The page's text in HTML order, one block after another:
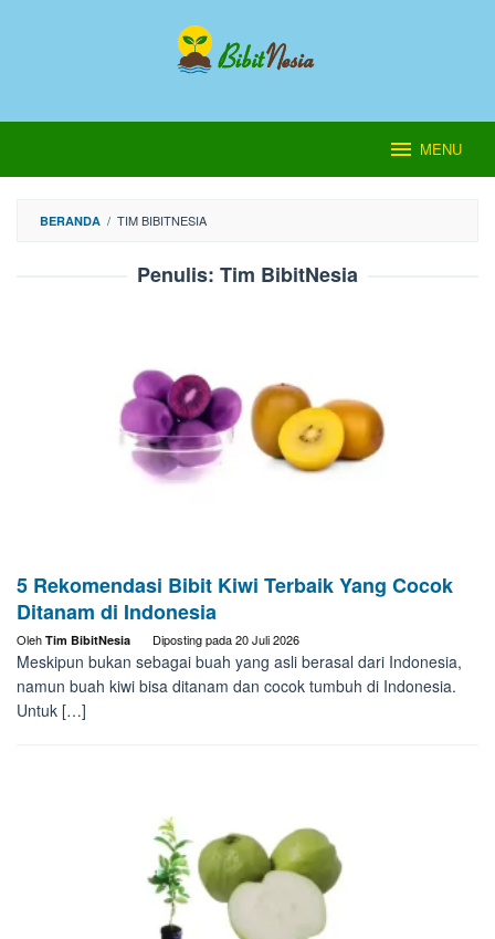
MENU
BERANDA / TIM BIBITNESIA
Penulis: Tim BibitNesia
5 Rekomendasi Bibit Kiwi Terbaik Yang Cocok
Ditanam di Indonesia
Oleh Tim BibitNesia Diposting pada20 Juli 2026
Meskipun bukan sebagai buah yang asli berasal dari Indonesia,
namun buah kiwi bisa ditanam dan cocok tumbuh di Indonesia.
Untuk […]